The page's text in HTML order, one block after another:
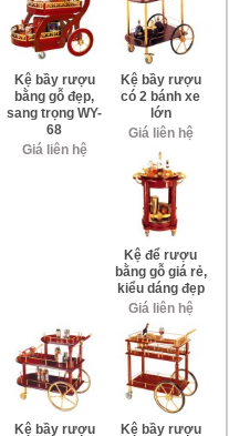
Kệ bầy rượu
bằng gỗ đẹp,
sang trọng WY-
68
Giá liên hệ
Kệ bầy rượu
có 2 bánh xe
lớn
Giá liên hệ
Kệ để rượu
bằng gỗ giá rẻ,
kiểu dáng đẹp
Giá liên hệ
Kệ bầy rượu
Kệ bầy rượu